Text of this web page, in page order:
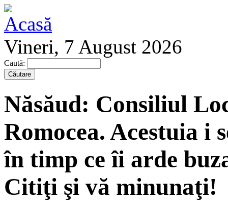
Vineri, 7 August 2026
Caută:
Năsăud: Consiliul
Romocea. Acestuia i
în timp ce îi arde
Citiţi şi vă minunaţi!